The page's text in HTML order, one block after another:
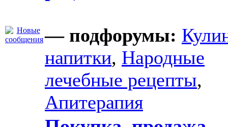
— подфорумы:
напитки, Народные
лечебные рецепты,
Апитерапия